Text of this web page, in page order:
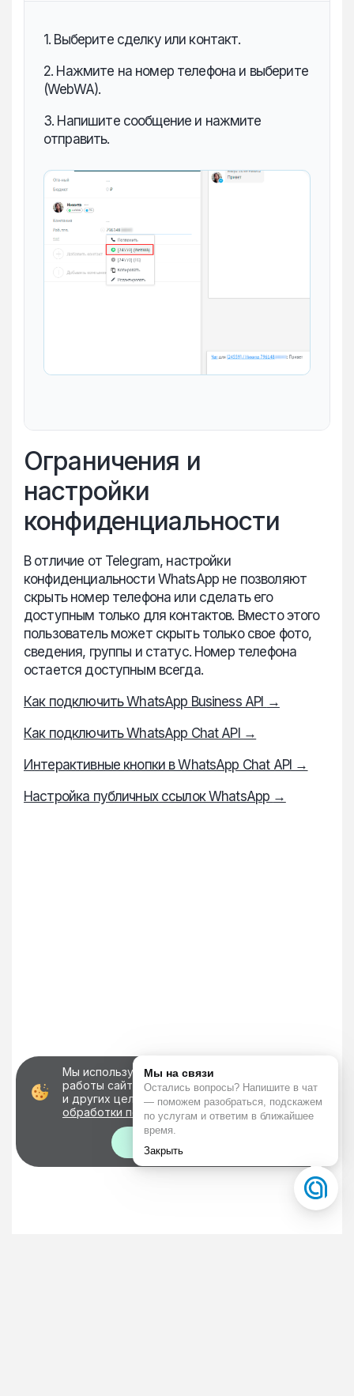
1. Выберите сделку или контакт.
2. Нажмите на номер телефона и выберите
(WebWA).
3. Напишите сообщение и нажмите
отправить.
Ограничения и
настройки
конфиденциальности
В отличие от Telegram, настройки
конфиденциальности WhatsApp не позволяют
скрыть номер телефона или сделать его
доступным только для контактов. Вместо этого
пользователь может скрыть только свое фото,
сведения, группы и статус. Номер телефона
остается доступным всегда.
Как подключить WhatsApp Business API →
Как подключить WhatsApp Chat API →
Интерактивные кнопки в WhatsApp Chat API →
Настройка публичных ссылок WhatsApp →
Мы используем файлы cookie для корректной
работы сайта, персонализации пользователей
и других целей, предусмотренныхполитикой
обработки персональных данных